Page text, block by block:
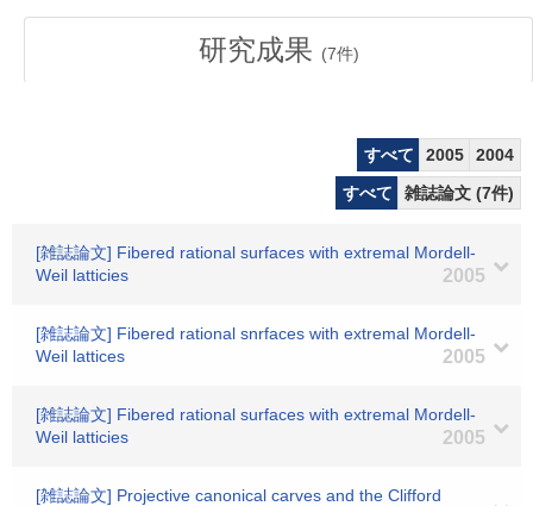
研究成果 (7件)
すべて 2005
2004
すべて
雑誌論文 (7件)
[雑誌論文] Fibered rational surfaces with extremal Mordell-
Weil latticies
2005
[雑誌論文] Fibered rational snrfaces with extremal Mordell-
Weil lattices
2005
[雑誌論文] Fibered rational surfaces with extremal Mordell-
Weil latticies
2005
[雑誌論文] Projective canonical carves and the Clifford